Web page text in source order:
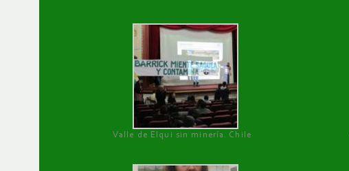
Valle de Elqui sin minería. Chile